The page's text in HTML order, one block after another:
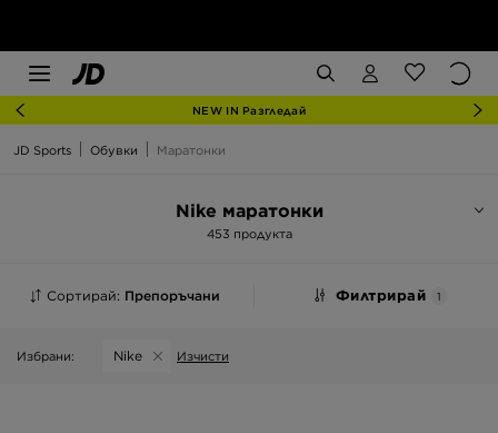
NEW IN Разгледай
JD Sports Обувки Маратонки
Nike маратонки
453 продукта
Сортирай: Препоръчани Филтрирай 1
Избрани: Nike Изчисти